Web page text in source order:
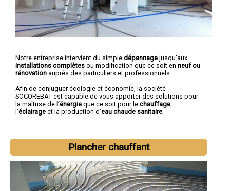
Notre entreprise intervient du simple dépannage jusqu'aux
installations complètes ou modification que ce soit en neuf ou
rénovation auprès des particuliers et professionnels.
Afin de conjuguer écologie et économie, la société
SOCOREBAT est capable de vous apporter des solutions pour
la maîtrise de l’énergie que ce soit pour le chauffage
l’éclairage et la production d’eau chaude sanitaire
Plancher chauffant